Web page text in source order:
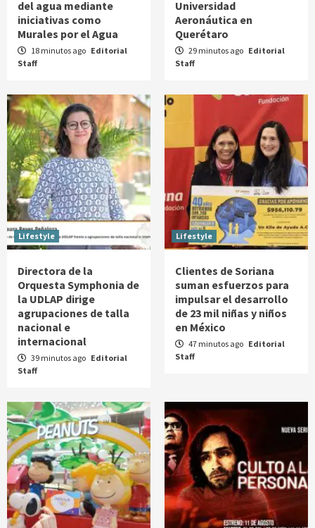
del agua mediante
iniciativas como
Murales por el Agua
18 minutos ago Editorial
Staff
Universidad
Aeronáutica en
Querétaro
29 minutos ago Editorial
Staff
Lifestyle
Directora de la
Orquesta Symphonia de
la UDLAP dirige
agrupaciones de talla
nacional e
internacional
39 minutos ago Editorial
Staff
Lifestyle
Clientes de Soriana
suman esfuerzos para
impulsar el desarrollo
de 23 mil niñas y niños
en México
47 minutos ago Editorial
Staff